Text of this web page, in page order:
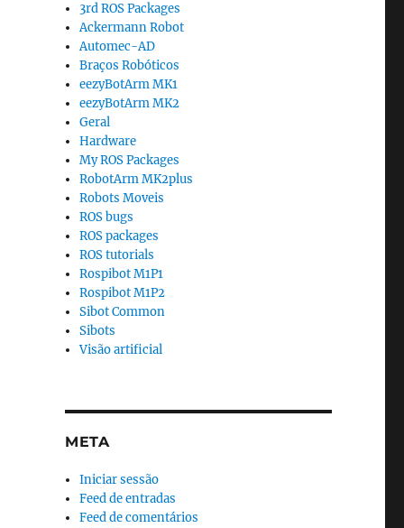
3rd ROS Packages
Ackermann Robot
Automec-AD
Braços Robóticos
eezyBotArm MK1
eezyBotArm MK2
Geral
Hardware
My ROS Packages
RobotArm MK2plus
Robots Moveis
ROS bugs
ROS packages
ROS tutorials
Rospibot M1P1
Rospibot M1P2
Sibot Common
Sibots
Visão artificial
META
Iniciar sessão
Feed de entradas
Feed de comentários